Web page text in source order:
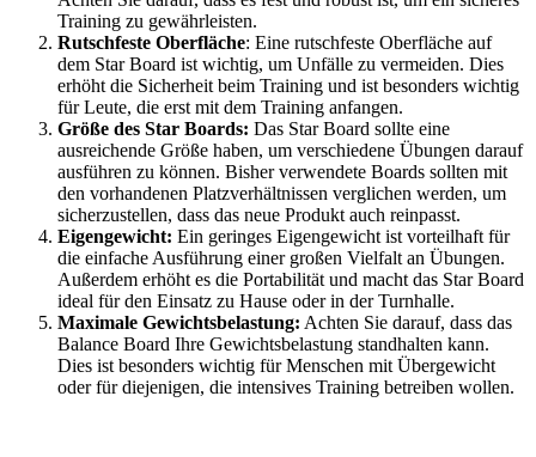
Training zu gewährleisten.
Rutschfeste Oberfläche: Eine rutschfeste Oberfläche auf
dem Star Board ist wichtig, um Unfälle zu vermeiden. Dies
erhöht die Sicherheit beim Training und ist besonders wichtig
für Leute, die erst mit dem Training anfangen.
Größe des Star Boards: Das Star Board sollte eine
ausreichende Größe haben, um verschiedene Übungen darauf
ausführen zu können. Bisher verwendete Boards sollten mit
den vorhandenen Platzverhältnissen verglichen werden, um
sicherzustellen, dass das neue Produkt auch reinpasst.
Eigengewicht: Ein geringes Eigengewicht ist vorteilhaft für
die einfache Ausführung einer großen Vielfalt an Übungen.
Außerdem erhöht es die Portabilität und macht das Star Board
ideal für den Einsatz zu Hause oder in der Turnhalle.
Maximale Gewichtsbelastung: Achten Sie darauf, dass das
Balance Board Ihre Gewichtsbelastung standhalten kann.
Dies ist besonders wichtig für Menschen mit Übergewicht
oder für diejenigen, die intensives Training betreiben wollen.